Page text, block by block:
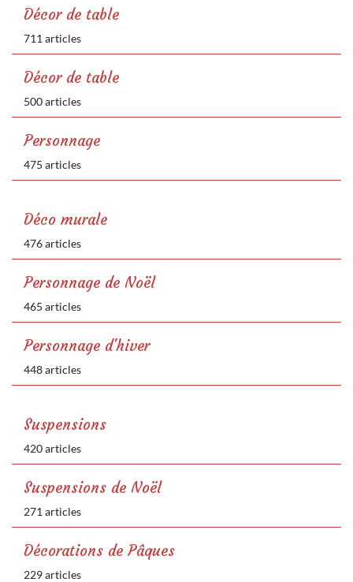
Décor de table
711 articles
Décor de table
500 articles
Personnage
475 articles
Déco murale
476 articles
Personnage de Noël
465 articles
Personnage d'hiver
448 articles
Suspensions
420 articles
Suspensions de Noël
271 articles
Décorations de Pâques
229 articles